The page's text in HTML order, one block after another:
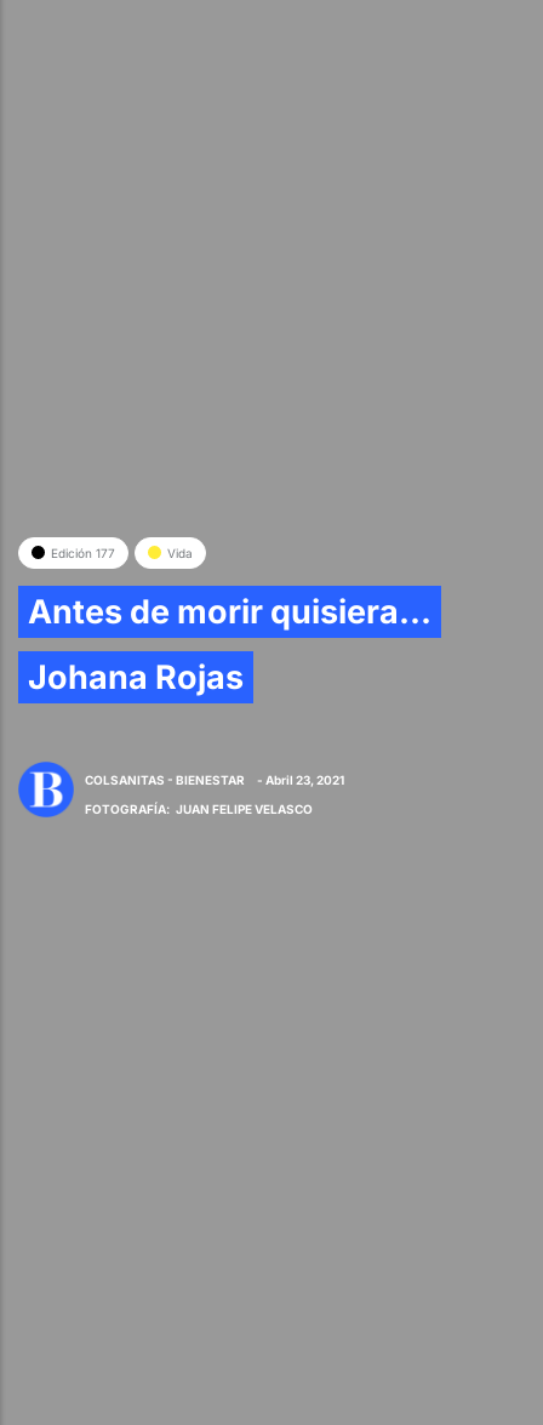
Edición 177 Vida
Antes de morir quisiera...
Johana Rojas
COLSANITAS - BIENESTAR
- Abril 23, 2021
FOTOGRAFÍA: JUAN FELIPE VELASCO